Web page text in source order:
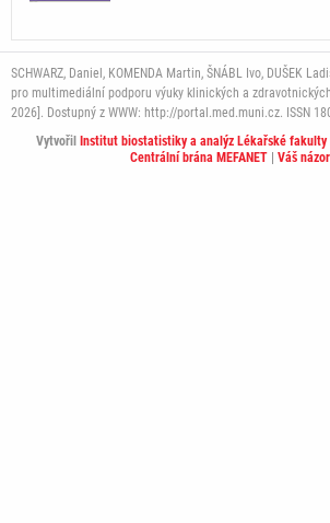
SCHWARZ, Daniel, KOMENDA Martin, ŠNÁBL Ivo, DUŠEK
pro multimediální podporu výuky klinických a
2026]. Dostupný z WWW: http://portal.med.muni.cz. ISSN
Vytvořil Institut biostatistiky a analýz Lékařské fakulty
Centrální brána MEFANET| Váš názor